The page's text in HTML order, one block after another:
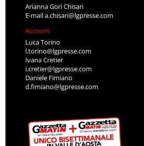
Arianna Gori Chisari
E-maila.chisari@lgpresse.com
Account
Luca Torino
l.torino@lgpresse.com
Ivana Cretier
i.cretier@lgpresse.com
Daniele Fimiano
d.fimiano@lgpresse.com